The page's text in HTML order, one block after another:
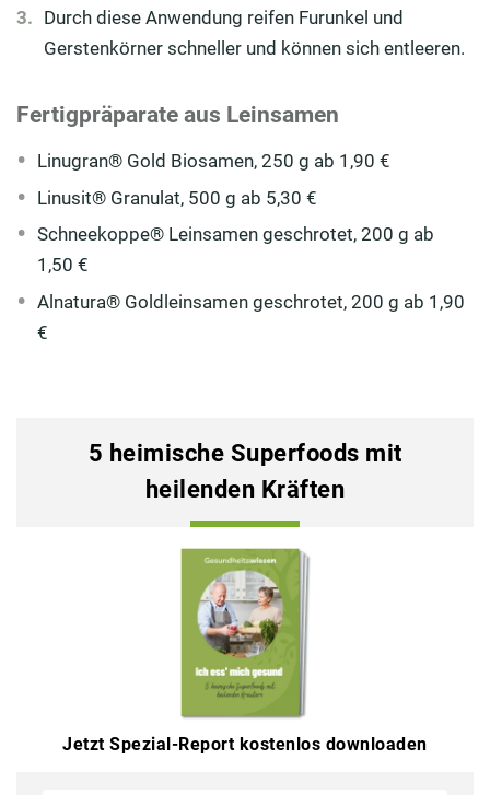
Durch diese Anwendung reifen Furunkel und
Gerstenkörner schneller und können sich entleeren.
Fertigpräparate aus Leinsamen
Linugran® Gold Biosamen, 250 g ab 1,90 €
Linusit® Granulat, 500 g ab 5,30 €
Schneekoppe® Leinsamen geschrotet, 200 g ab
1,50 €
Alnatura® Goldleinsamen geschrotet, 200 g ab 1,90
€